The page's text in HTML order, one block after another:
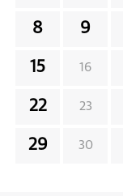
8 9
15 16
22 23
29 30